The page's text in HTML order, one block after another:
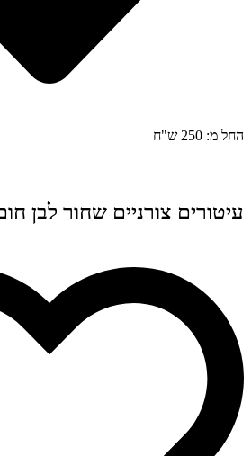
החל מ: 250 ש"ח
עיטורים צורניים שחור לבן